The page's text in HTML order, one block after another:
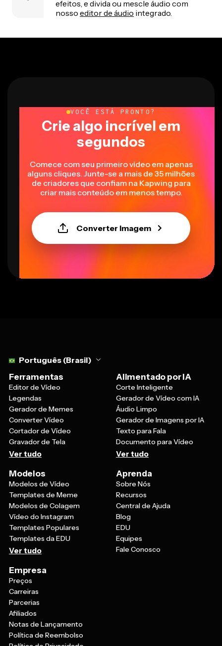
efeitos, e divida ou mescle áudio com
nosso editor de áudio integrado.
VOCÊ ESTÁ PRONTO?
Crie algo incrível em
segundos
Comece com seu primeiro vídeo em apenas
alguns cliques. Junte-se a mais de 35 milhões
de criadores que confiam na Kapwing para
criar mais conteúdo em menos tempo.
Converter Imagem
Português (Brasil)
Ferramentas
Editor de Vídeo
Legendas
Gerador de Memes
Converter Vídeo
Cortador de Vídeo
Gravador de Tela
Ver tudo
Alimentado por IA
Corte Inteligente
Gerador de Vídeo com IA
Áudio Limpo
Gerador de Imagens por IA
Texto para Fala
Documento para Vídeo
Ver tudo
Modelos
Modelos de Vídeo
Templates de Meme
Modelos de Colagem
Vídeo do Instagram
Templates Populares
Templates da EDU
Ver tudo
Aprenda
Sobre Nós
Recursos
Central de Ajuda
Blog
EDU
Equipes
Fale Conosco
Empresa
Preços
Carreiras
Parcerias
Afiliados
Notas de Lançamento
Política de Reembolso